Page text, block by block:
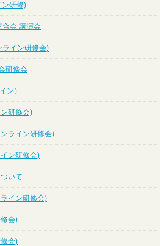
ン研修)
合会 講演会
ライン研修会)
研修会
ン）
研修会)
ライン研修会)
ン研修会)
いて
イン研修会)
会)
会)